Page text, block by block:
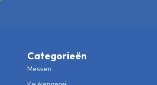
Categorieën
Messen